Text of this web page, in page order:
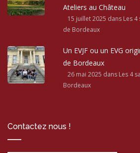
Ateliers au Château
15 juillet 2025 dans Les
de Bordeaux
Un EVJF ou un EVG
de Bordeaux
26 mai 2025 dans Les 4
Bordeaux
Contactez nous !